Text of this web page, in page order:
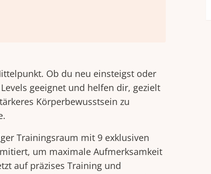
Ob du neu einsteigst oder
geeignet und helfen dir, gezielt
Körperbewusstsein zu
Trainingsraum mit 9 exklusiven
um maximale Aufmerksamkeit
auf präzises Training und